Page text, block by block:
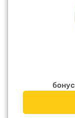
бонус